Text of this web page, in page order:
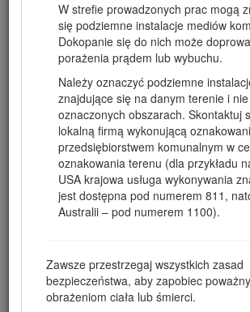
W strefie prowadzonych prac mogą
się podziemne instalacje mediów
Dokopanie się do nich może
porażenia prądem lub wybuchu.
Należy oznaczyć podziemne
znajdujące się na danym terenie i
oznaczonych obszarach. Skontaktuj
lokalną firmą wykonującą
przedsiębiorstwem komunalnym w
oznakowania terenu (dla przykładu
USA krajowa usługa wykonywania
jest dostępna pod numerem 811,
Australii – pod numerem 1100).
Zawsze przestrzegaj wszystkich zasad
bezpieczeństwa, aby zapobiec
obrażeniom ciała lub śmierci.
związanych z robotami ziemnymi i
materiałów podczas prac budowlanych i
kształtowaniem terenów zielonych.
do pracy z różnorodnymi typami osprzętu, z
wykonuje określoną funkcję. Używanie
niezgodnych z jego przeznaczeniem może
niebezpieczne dla operatora i osób
Należy przeczytać uważnie poniższe
zasady właściwej obsługi i konserwacji
uszkodzić go i uniknąć obrażeń ciała.
prawidłowe i bezpieczne użytkowanie
użytkowniku.
Odwiedź www.Toro.com w kwestiach
pomocy w znalezieniu autoryzowanego
rejestracji urządzenia.